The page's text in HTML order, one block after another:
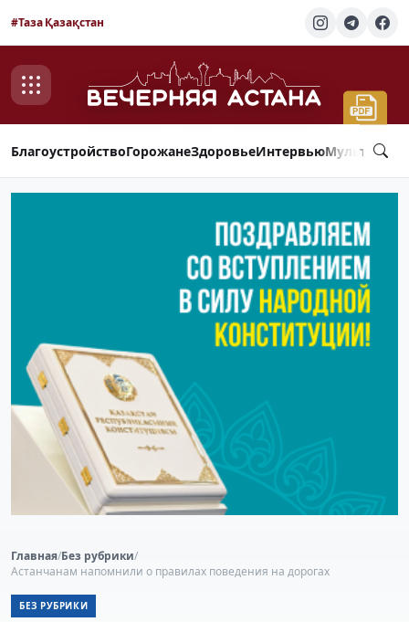
#Таза Қазақстан
БлагоустройствоГорожанеЗдоровьеИнтервью
Главная/Без рубрики/
Астанчанам напомнили о правилах поведения на дорогах
БЕЗ РУБРИКИ